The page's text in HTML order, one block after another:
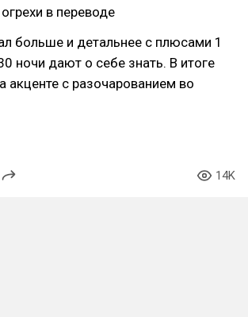
в переводе
больше и детальнее с плюсами 1
ночи дают о себе знать. В итоге
акценте с разочарованием во
14K